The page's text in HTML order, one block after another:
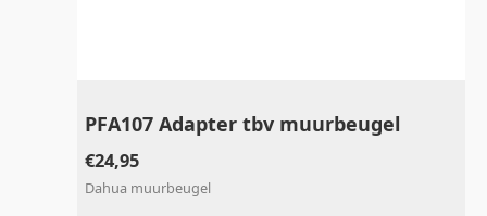
PFA107 Adapter tbv muurbeugel
€24,95
Dahua muurbeugel